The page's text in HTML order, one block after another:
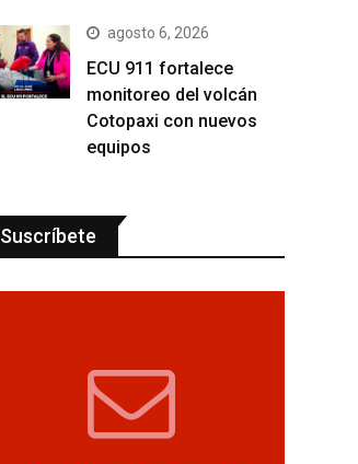
agosto 6, 2026
ECU 911 fortalece
monitoreo del volcán
Cotopaxi con nuevos
equipos
Suscríbete